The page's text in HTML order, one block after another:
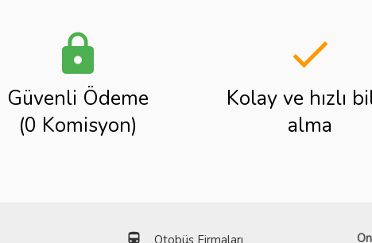
lock
Güvenli Ödeme
(0 Komisyon)
done
Kolay ve hızlı
alma
directions_bus Otobüs Firmaları